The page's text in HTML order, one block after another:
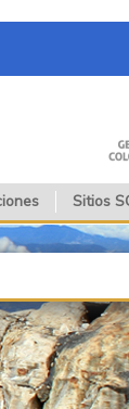
Sitios